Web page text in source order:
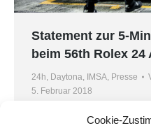
Cookie-
Statement zur 5-
beim 56th Rolex 24
24h, Daytona, IMSA, Presse
5. Februar 2018
Niederdreisbach,